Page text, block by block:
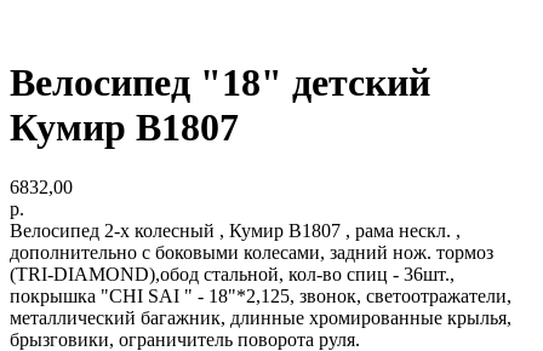
Велосипед "18" детский
Кумир В1807
6832,00
р.
Велосипед 2-х колесный , Кумир В1807 , рама нескл. ,
дополнительно с боковыми колесами, задний нож. тормоз
(TRI-DIAMOND),обод стальной, кол-во спиц - 36шт.,
покрышка "CHI SAI " - 18"*2,125, звонок, светоотражатели,
металлический багажник, длинные хромированные крылья,
брызговики, ограничитель поворота руля.